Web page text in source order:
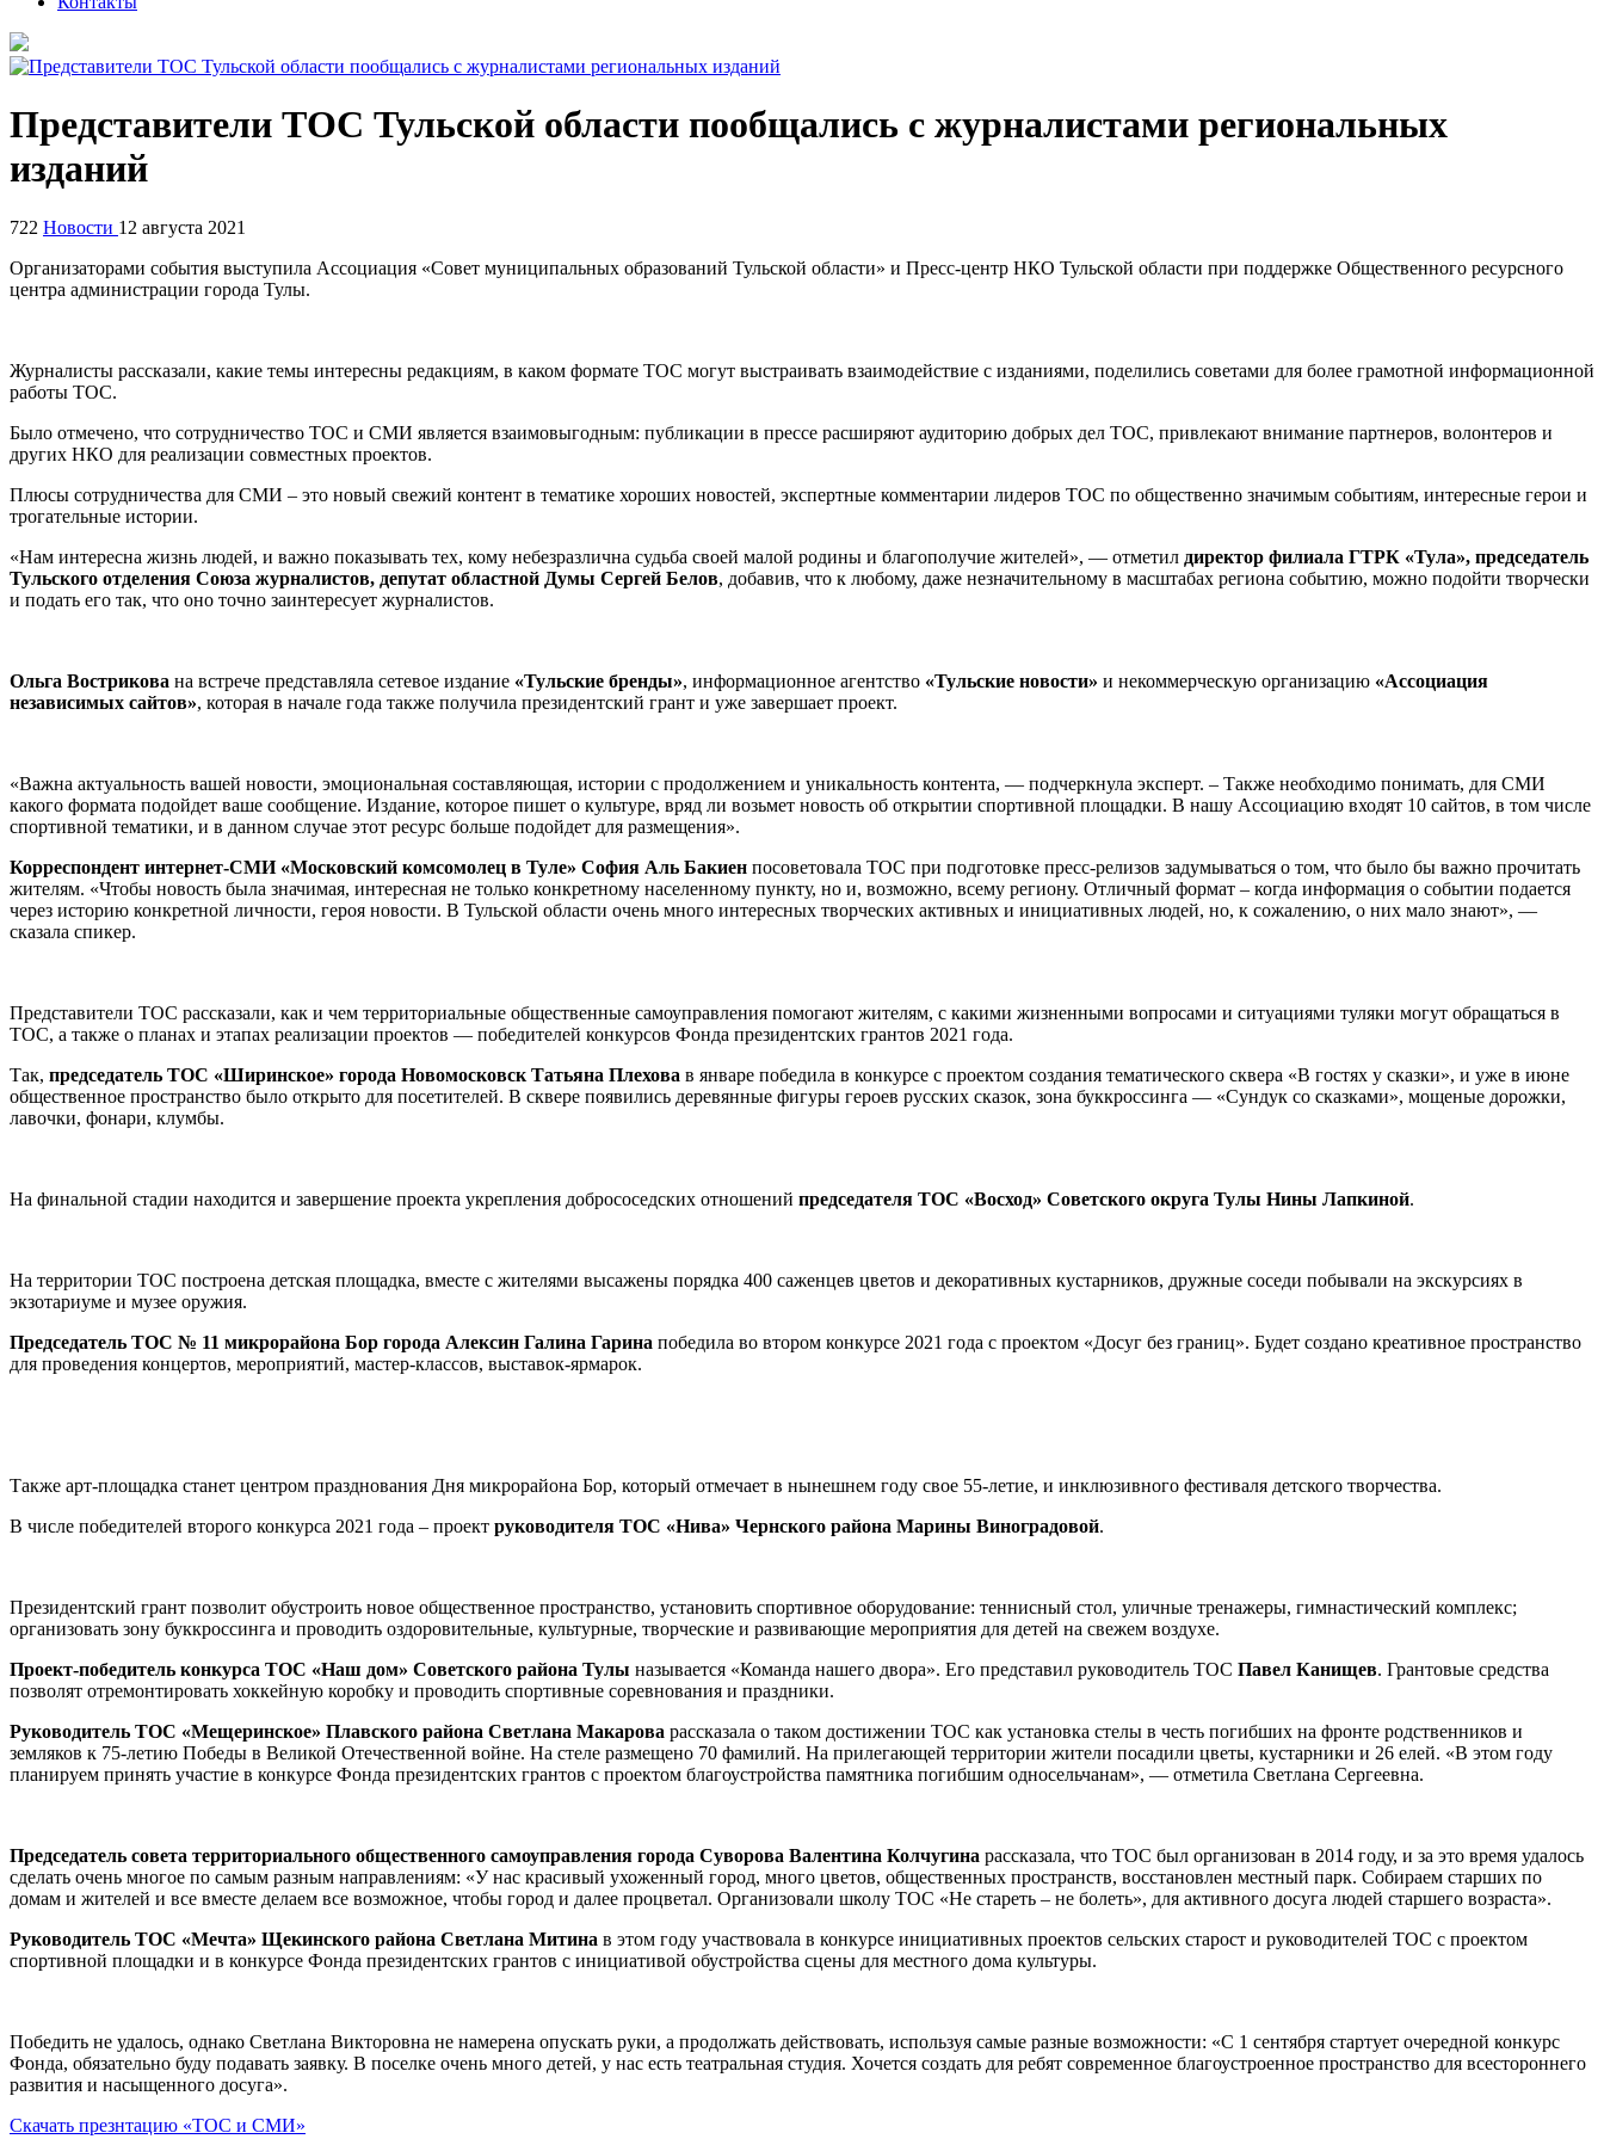
Представители ТОС Тульской области пообщались с журналистами региональных
изданий
722 Новости 12 августа 2021
Организаторами события выступила Ассоциация «Совет муниципальных образований Тульской области» и Пресс-центр НКО Тульской области при поддержке Общественного ресурсного
центра администрации города Тулы.
Журналисты рассказали, какие темы интересны редакциям, в каком формате ТОС могут выстраивать взаимодействие с изданиями, поделились советами для более грамотной информационной
работы ТОС.
Было отмечено, что сотрудничество ТОС и СМИ является взаимовыгодным: публикации в прессе расширяют аудиторию добрых дел ТОС, привлекают внимание партнеров, волонтеров и
других НКО для реализации совместных проектов.
Плюсы сотрудничества для СМИ – это новый свежий контент в тематике хороших новостей, экспертные комментарии лидеров ТОС по общественно значимым событиям, интересные герои и
трогательные истории.
«Нам интересна жизнь людей, и важно показывать тех, кому небезразлична судьба своей малой родины и благополучие жителей», — отметил директор филиала ГТРК «Тула», председатель
Тульского отделения Союза журналистов, депутат областной Думы Сергей Белов, добавив, что к любому, даже незначительному в масштабах региона событию, можно подойти творчески
и подать его так, что оно точно заинтересует журналистов.
Ольга Вострикова на встрече представляла сетевое издание «Тульские бренды», информационное агентство «Тульские новости» и некоммерческую организацию «Ассоциация
независимых сайтов», которая в начале года также получила президентский грант и уже завершает проект.
«Важна актуальность вашей новости, эмоциональная составляющая, истории с продолжением и уникальность контента, — подчеркнула эксперт. – Также необходимо понимать, для СМИ
какого формата подойдет ваше сообщение. Издание, которое пишет о культуре, вряд ли возьмет новость об открытии спортивной площадки. В нашу Ассоциацию входят 10 сайтов, в том числе
спортивной тематики, и в данном случае этот ресурс больше подойдет для размещения».
Корреспондент интернет-СМИ «Московский комсомолец в Туле» София Аль Бакиен посоветовала ТОС при подготовке пресс-релизов задумываться о том, что было бы важно прочитать
жителям. «Чтобы новость была значимая, интересная не только конкретному населенному пункту, но и, возможно, всему региону. Отличный формат – когда информация о событии подается
через историю конкретной личности, героя новости. В Тульской области очень много интересных творческих активных и инициативных людей, но, к сожалению, о них мало знают», —
сказала спикер.
Представители ТОС рассказали, как и чем территориальные общественные самоуправления помогают жителям, с какими жизненными вопросами и ситуациями туляки могут обращаться в
ТОС, а также о планах и этапах реализации проектов — победителей конкурсов Фонда президентских грантов 2021 года.
Так, председатель ТОС «Ширинское» города Новомосковск Татьяна Плехова в январе победила в конкурсе с проектом создания тематического сквера «В гостях у сказки», и уже в июне
общественное пространство было открыто для посетителей. В сквере появились деревянные фигуры героев русских сказок, зона буккроссинга — «Сундук со сказками», мощеные дорожки,
лавочки, фонари, клумбы.
На финальной стадии находится и завершение проекта укрепления добрососедских отношений председателя ТОС «Восход» Советского округа Тулы Нины Лапкиной.
На территории ТОС построена детская площадка, вместе с жителями высажены порядка 400 саженцев цветов и декоративных кустарников, дружные соседи побывали на экскурсиях в
экзотариуме и музее оружия.
Председатель ТОС № 11 микрорайона Бор города Алексин Галина Гарина победила во втором конкурсе 2021 года с проектом «Досуг без границ». Будет создано креативное пространство
для проведения концертов, мероприятий, мастер-классов, выставок-ярмарок.
Также арт-площадка станет центром празднования Дня микрорайона Бор, который отмечает в нынешнем году свое 55-летие, и инклюзивного фестиваля детского творчества.
В числе победителей второго конкурса 2021 года – проект руководителя ТОС «Нива» Чернского района Марины Виноградовой.
Президентский грант позволит обустроить новое общественное пространство, установить спортивное оборудование: теннисный стол, уличные тренажеры, гимнастический комплекс;
организовать зону буккроссинга и проводить оздоровительные, культурные, творческие и развивающие мероприятия для детей на свежем воздухе.
Проект-победитель конкурса ТОС «Наш дом» Советского района Тулы называется «Команда нашего двора». Его представил руководитель ТОС Павел Канищев. Грантовые средства
позволят отремонтировать хоккейную коробку и проводить спортивные соревнования и праздники.
Руководитель ТОС «Мещеринское» Плавского района Светлана Макарова рассказала о таком достижении ТОС как установка стелы в честь погибших на фронте родственников и
земляков к 75-летию Победы в Великой Отечественной войне. На стеле размещено 70 фамилий. На прилегающей территории жители посадили цветы, кустарники и 26 елей. «В этом году
планируем принять участие в конкурсе Фонда президентских грантов с проектом благоустройства памятника погибшим односельчанам», — отметила Светлана Сергеевна.
Председатель совета территориального общественного самоуправления города Суворова Валентина Колчугина рассказала, что ТОС был организован в 2014 году, и за это время удалось
сделать очень многое по самым разным направлениям: «У нас красивый ухоженный город, много цветов, общественных пространств, восстановлен местный парк. Собираем старших по
домам и жителей и все вместе делаем все возможное, чтобы город и далее процветал. Организовали школу ТОС «Не стареть – не болеть», для активного досуга людей старшего возраста».
Руководитель ТОС «Мечта» Щекинского района Светлана Митина в этом году участвовала в конкурсе инициативных проектов сельских старост и руководителей ТОС с проектом
спортивной площадки и в конкурсе Фонда президентских грантов с инициативой обустройства сцены для местного дома культуры.
Победить не удалось, однако Светлана Викторовна не намерена опускать руки, а продолжать действовать, используя самые разные возможности: «С 1 сентября стартует очередной конкурс
Фонда, обязательно буду подавать заявку. В поселке очень много детей, у нас есть театральная студия. Хочется создать для ребят современное благоустроенное пространство для всестороннего
развития и насыщенного досуга».
Скачать презнтацию «ТОС и СМИ»